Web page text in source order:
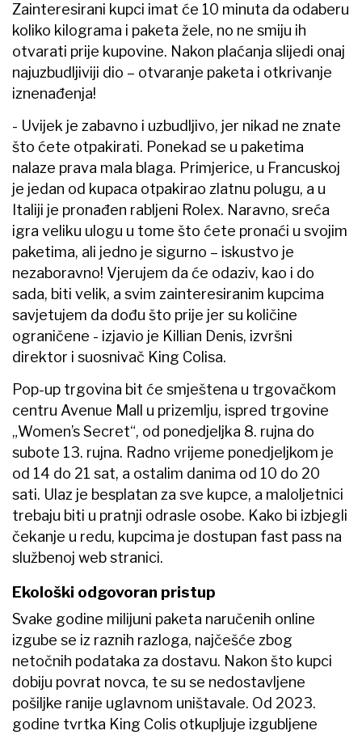
Zainteresirani kupci imat će 10 minuta da odaberu
koliko kilograma i paketa žele, no ne smiju ih
otvarati prije kupovine. Nakon plaćanja slijedi onaj
najuzbudljiviji dio – otvaranje paketa i otkrivanje
iznenađenja!
- Uvijek je zabavno i uzbudljivo, jer nikad ne znate
što ćete otpakirati. Ponekad se u paketima
nalaze prava mala blaga. Primjerice, u Francuskoj
je jedan od kupaca otpakirao zlatnu polugu, a u
Italiji je pronađen rabljeni Rolex. Naravno, sreća
igra veliku ulogu u tome što ćete pronaći u svojim
paketima, ali jedno je sigurno – iskustvo je
nezaboravno! Vjerujem da će odaziv, kao i do
sada, biti velik, a svim zainteresiranim kupcima
savjetujem da dođu što prije jer su količine
ograničene - izjavio je Killian Denis, izvršni
direktor i suosnivač King Colisa.
Pop-up trgovina bit će smještena u trgovačkom
centru Avenue Mall u prizemlju, ispred trgovine
„Women’s Secret“, od ponedjeljka 8. rujna do
subote 13. rujna. Radno vrijeme ponedjeljkom je
od 14 do 21 sat, a ostalim danima od 10 do 20
sati. Ulaz je besplatan za sve kupce, a maloljetnici
trebaju biti u pratnji odrasle osobe. Kako bi izbjegli
čekanje u redu, kupcima je dostupan fast pass na
službenoj web stranici.
Ekološki odgovoran pristup
Svake godine milijuni paketa naručenih online
izgube se iz raznih razloga, najčešće zbog
netočnih podataka za dostavu. Nakon što kupci
dobiju povrat novca, te su se nedostavljene
pošiljke ranije uglavnom uništavale. Od 2023.
godine tvrtka King Colis otkupljuje izgubljene